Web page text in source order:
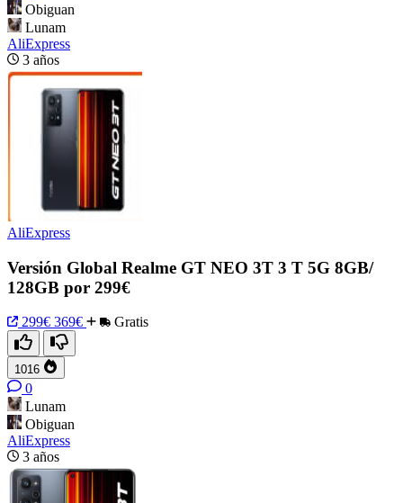
Obiguan
Lunam
AliExpress
3 años
AliExpress
Versión Global Realme GT NEO 3T 3 T 5G 8GB/
128GB por 299€
299€ 369€ Gratis
1016
0
Lunam
Obiguan
AliExpress
3 años